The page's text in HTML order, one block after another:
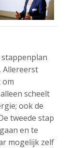
Allereerst
om
scheelt
ook de
tweede stap
en te
mogelijk zelf